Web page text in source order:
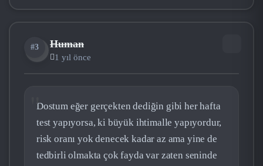
#3
HU
Human
1 yıl önce
Dostum eğer gerçekten dediğin gibi her hafta
test yapıyorsa, ki büyük ihtimalle yapıyordur,
risk oranı yok denecek kadar az ama yine de
tedbirli olmakta çok fayda var zaten seninde